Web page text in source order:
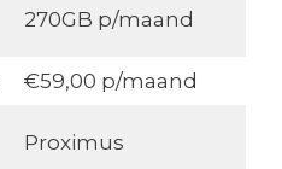
270GB p/maand
€59,00 p/maand
Proximus